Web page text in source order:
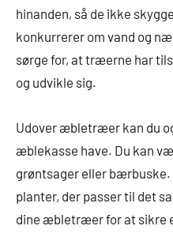
hinanden, så de ikke
konkurrerer om vand og
sørge for, at træerne har
og udvikle sig.
Udover æbletræer kan du
æblekasse have. Du kan
grøntsager eller
planter, der passer til det
dine æbletræer for at sikre